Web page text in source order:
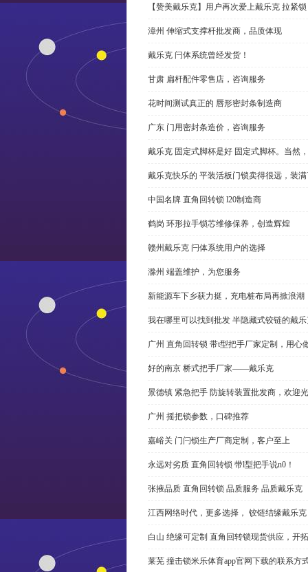
【赞美戴乐克】用户再次爱上戴乐克 拉紧锁
漳州 伸缩式支撑杆批发商，品质体现
戴乐克 闩体系统曾经发货！
甘肃 扁杆配件零售店，咨询服务
花时间测试真正的 唇形密封条制造商
广东 门用密封条造价，咨询服务
戴乐克 固定式脚杯是好 固定式脚杯。当然
戴乐克快乐的 平装活板门锁卖得很远，装
中国名牌 直角回转锁 l20制造商
鹤岗 环形拉手锁芯维修保养，创造辉煌
赣州戴乐克 闩体系统用户的选择
滁州 端盖维护，为您服务
新能源车下乡获力挺，充电桩布局再掀浪潮
我在哪里可以找到批发 半隐藏式铰链的戴
广州 直角回转锁 带t型把手厂家定制，用心
好的南京 桥式把手厂家——戴乐克
景德镇 紧急把手 防旋转装置批发商，欢迎
广州 摇把锁参数，口碑推荐
嘉峪关 门闩锁生产厂商定制，客户至上
永远对劣质 直角回转锁 带l型把手说n0！
张掖品质 直角回转锁 品质服务 品质戴乐克
江西网络时代，更多选择， 铰链结缘戴乐克
白山 绝缘可定制 直角回转锁现货供应，开
莱芜 撞击锁米乐体育app官网下载的联系方